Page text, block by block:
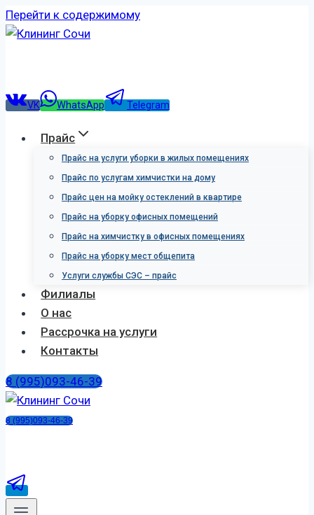
Перейти к содержимому
VK WhatsApp Telegram
Прайс
Прайс на услуги уборки в жилых помещениях
Прайс по услугам химчистки на дому
Прайс цен на мойку остеклений в квартире
Прайс на уборку офисных помещений
Прайс на химчистку в офисных помещениях
Прайс на уборку мест общепита
Услуги службы СЭС – прайс
Филиалы
О нас
Рассрочка на услуги
Контакты
8 (995)093-46-39
8 (995)093-46-39